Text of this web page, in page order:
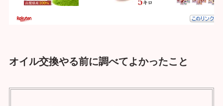
オイル交換やる前に調べてよかったこと